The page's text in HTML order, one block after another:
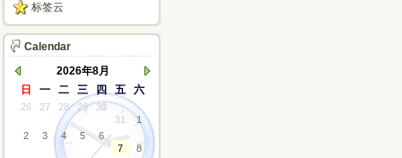
标签云
Calendar
2026年8月
日
一 二 三 四 五 六
26 27 28 29
30
31
1
2
3 4 5
6
7
8